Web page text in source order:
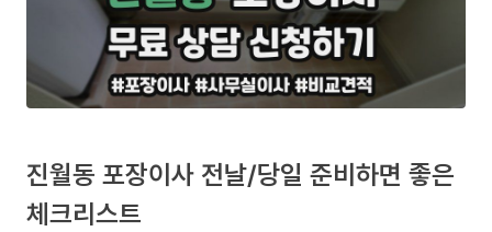
진월동 포장이사 전날/당일 준비하면 좋은
체크리스트